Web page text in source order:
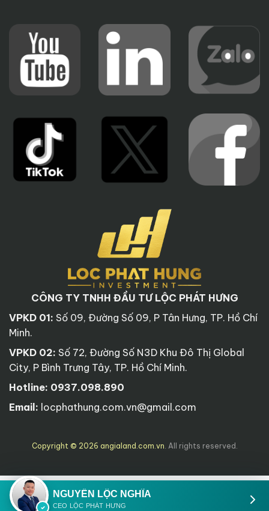
CÔNG TY TNHH ĐẦU TƯ LỘC PHÁT HƯNG
VPKD 01: Số 09, Đường Số 09, P Tân Hưng, TP. Hồ Chí
Minh.
VPKD 02: Số 72, Đường Số N3D Khu Đô Thị Global
City, P Bình Trưng Tây, TP. Hồ Chí Minh.
Hotline: 0937.098.890
Email: locphathung.com.vn@gmail.com
Copyright © 2026 angialand.com.vn . All rights reserved.
NGUYỄN LỘC NGHĨA
CEO LỘC PHÁT HƯNG